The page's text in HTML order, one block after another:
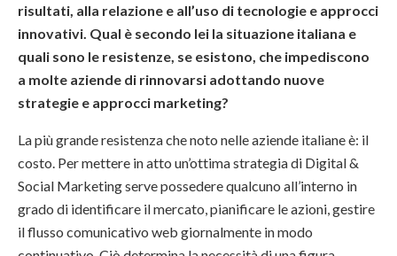
risultati, alla relazione e all’uso di tecnologie e approcci
innovativi. Qual è secondo lei la situazione italiana e
quali sono le resistenze, se esistono, che impediscono
a molte aziende di rinnovarsi adottando nuove
strategie e approcci marketing?
La più grande resistenza che noto nelle aziende italiane è: il
costo. Per mettere in atto un’ottima strategia di Digital &
Social Marketing serve possedere qualcuno all’interno in
grado di identificare il mercato, pianificare le azioni, gestire
il flusso comunicativo web giornalmente in modo